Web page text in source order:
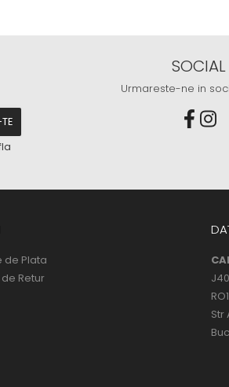
SOCIAL
Urmareste-ne in
de Plata
Retur
Str